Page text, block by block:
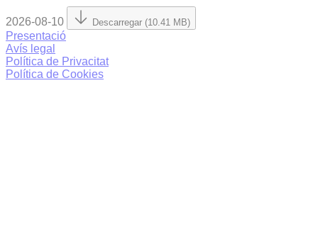
2026-08-10 Descarregar (10.41 MB)
Presentació
Avís legal
Política de Privacitat
Política de Cookies